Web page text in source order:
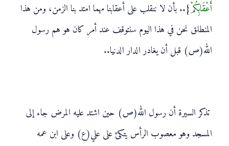
أَعْقَابِكُمْ}.. بأن لا ننقلب على أعقابنا مهما امتد بنا الزمن، ومن هذا
المنطلق نحن في هذا اليوم سنتوقف عند أمر كان هو هم رسول
الله(ص) قبل أن يغادر الدار الدنيا..
تذكر السيرة أن رسول الله(ص) حين اشتد عليه المرض جاء إلى
المسجد وهو معصوب الرأس يتكئ على علي(ع) وعلى ابن عمه